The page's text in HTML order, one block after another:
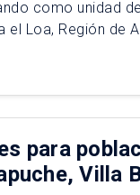
como unidad
Loa, Región de
para
Villa